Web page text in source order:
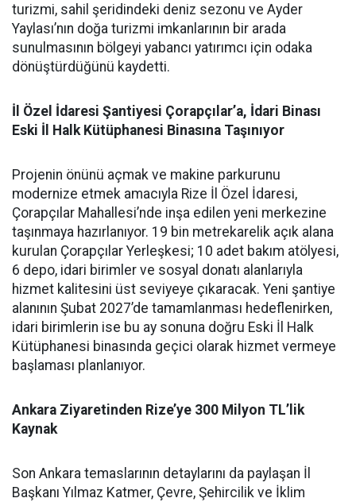
turizmi, sahil şeridindeki deniz sezonu ve Ayder
Yaylası’nın doğa turizmi imkanlarının bir arada
sunulmasının bölgeyi yabancı yatırımcı için odaka
dönüştürdüğünü kaydetti.
İl Özel İdaresi Şantiyesi Çorapçılar’a, İdari Binası
Eski İl Halk Kütüphanesi Binasına Taşınıyor
Projenin önünü açmak ve makine parkurunu
modernize etmek amacıyla Rize İl Özel İdaresi,
Çorapçılar Mahallesi’nde inşa edilen yeni merkezine
taşınmaya hazırlanıyor. 19 bin metrekarelik açık alana
kurulan Çorapçılar Yerleşkesi; 10 adet bakım atölyesi,
6 depo, idari birimler ve sosyal donatı alanlarıyla
hizmet kalitesini üst seviyeye çıkaracak. Yeni şantiye
alanının Şubat 2027’de tamamlanması hedeflenirken,
idari birimlerin ise bu ay sonuna doğru Eski İl Halk
Kütüphanesi binasında geçici olarak hizmet vermeye
başlaması planlanıyor.
Ankara Ziyaretinden Rize’ye 300 Milyon TL’lik
Kaynak
Son Ankara temaslarının detaylarını da paylaşan İl
Başkanı Yılmaz Katmer, Çevre, Şehircilik ve İklim